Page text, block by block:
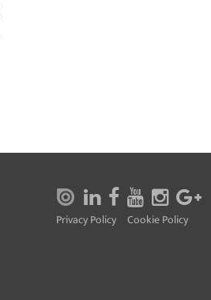
Privacy Policy Cookie Policy